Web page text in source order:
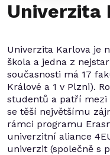
Univerzita
Univerzita Karlova je
škola a jedna z
současnosti má 17
Králové a 1 v Plzni).
studentů a patří mezi
se těší největšímu
rámci programu
univerzitní aliance
univerzit (společně s